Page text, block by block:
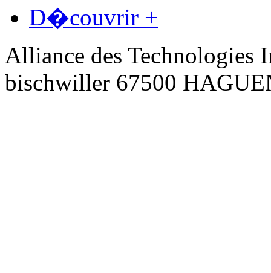
D�couvrir +
Alliance des Technologies
bischwiller 67500